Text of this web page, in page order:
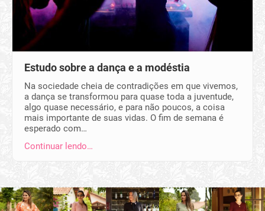
Estudo sobre a dança e a modéstia
Na sociedade cheia de contradições em que vivemos,
a dança se transformou para quase toda a juventude,
algo quase necessário, e para não poucos, a coisa
mais importante de suas vidas. O fim de semana é
esperado com…
Continuar lendo…